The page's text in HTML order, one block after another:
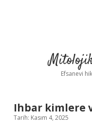
Efsanevi
Ihbar kimlere
Tarih: Kasım 4, 2025